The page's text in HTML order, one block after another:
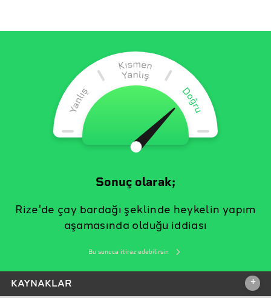
Sonuç olarak;
Rize'de çay bardağı şeklinde heykelin yapım
aşamasında olduğu iddiası
Bu sonuca itiraz edebilirsin
KAYNAKLAR +